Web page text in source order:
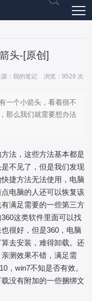
头-[原创]
源：我的笔记 浏览：9529 次
一个小箭头，看着很不
那么我们就需要想办法
法，这些方法基本都是
不见了，但是我们发现
捷方法无法使用，电脑
电脑的人还可以恢复该
满足需要的一些第三方
这类软件里面可以找
很好，但是360，电脑
去安装，难得卸载。还
测效果不错，满足需
，win7不知是否有效。
没有附加的一些捆绑文